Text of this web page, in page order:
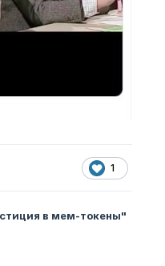
1
в мем-токены"